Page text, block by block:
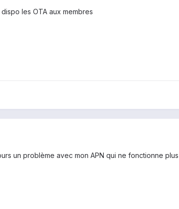
les OTA aux membres
un problème avec mon APN qui ne fonctionne